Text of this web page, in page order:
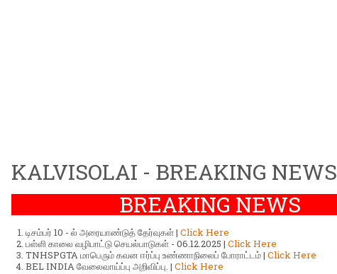
KALVISOLAI - BREAKING NEWS
BREAKING NEWS
டிசம்பர் 10 - ல் அரையாண்டுத் தேர்வுகள் | Click Here
பள்ளி காலை வழிபாட்டு செயல்பாடுகள் - 06.12.2025 | Click Here
TNHSPGTA மாபெரும் கவன ஈர்ப்பு உண்ணாநிலைப் போராட்டம் | Click Here
BEL INDIA வேலைவாய்ப்பு அறிவிப்பு. | Click Here